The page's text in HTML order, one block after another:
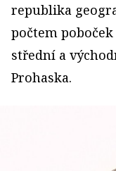
republika
počtem
střední a
Prohaska.